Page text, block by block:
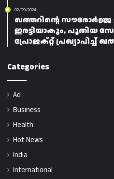
02/09/2024
ഖത്തറിന്റെ സൗരോർജ്ജ
ഇരട്ടിയാകും, പുതിയ
പ്രോജക്റ്റ് പ്രഖ്യാപിച്ച്
Categories
Ad
Business
Health
Hot News
India
International